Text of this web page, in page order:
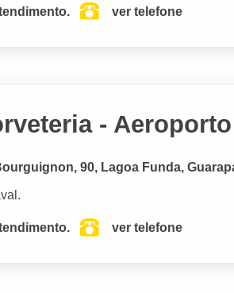
ver telefone
- Aeroporto
90, Lagoa Funda,
ver telefone